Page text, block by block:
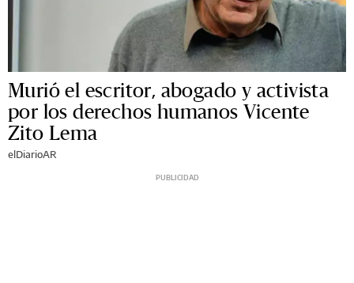
Murió el escritor, abogado y activista
por los derechos humanos Vicente
Zito Lema
elDiarioAR